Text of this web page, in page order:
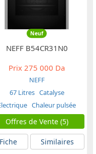
Neuf
NEFF B54CR31N0
Prix 275 000 Da
NEFF
67 Litres Catalyse
Chaleur pulsée
Offres de Vente (5)
Fiche
Similaires